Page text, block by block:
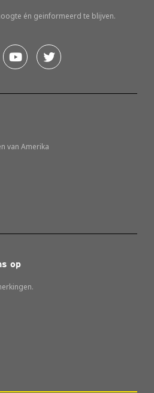
van Amerika
én geinformeerd te blijven.
op